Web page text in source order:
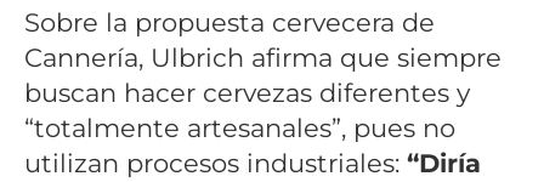
Sobre la propuesta cervecera de
Cannería, Ulbrich afirma que siempre
buscan hacer cervezas diferentes y
“totalmente artesanales”, pues no
utilizan procesos industriales: “Diría